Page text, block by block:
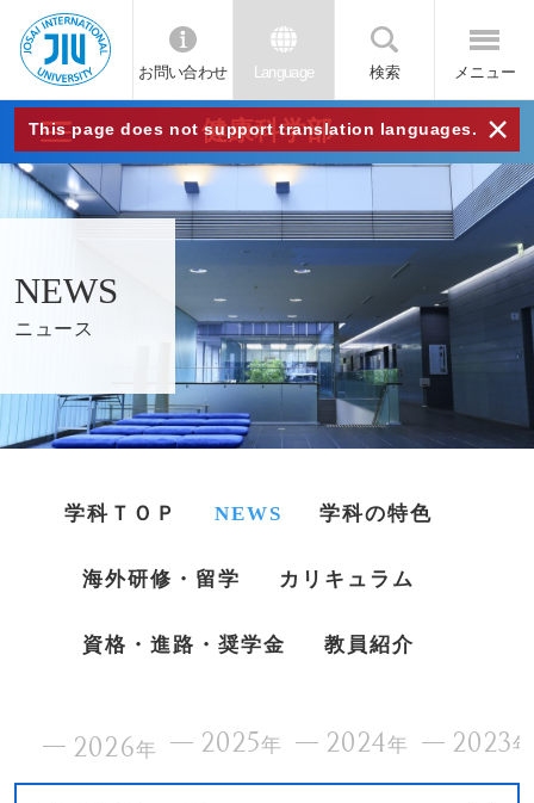
JIU
城西
大学
お問い合わせ Language 検索 メニュー
This page does not support translation languages. ×
健康科学部
NEWS
ニュース
学科ＴＯＰ NEWS 学科の特色
海外研修・留学 カリキュラム
資格・進路・奨学金 教員紹介
2026年 2025年 2024年 2023年